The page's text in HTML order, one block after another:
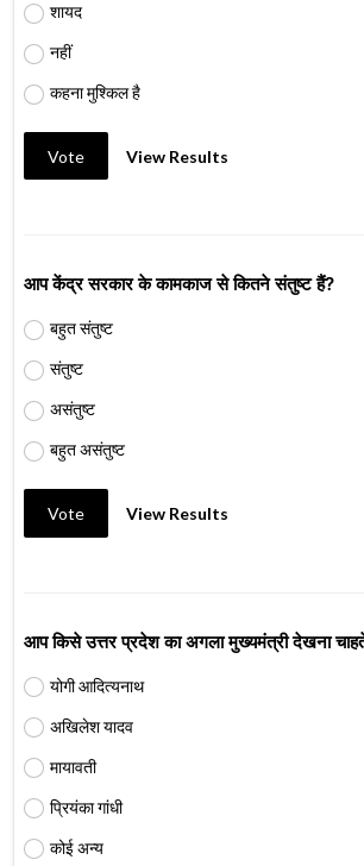
शायद
नहीं
कहना मुश्किल है
Vote View Results
आप केंद्र सरकार के कामकाज से कितने संतुष्ट हैं?
बहुत संतुष्ट
संतुष्ट
असंतुष्ट
बहुत असंतुष्ट
Vote View Results
आप किसे उत्तर प्रदेश का अगला मुख्यमंत्री देखना
योगी आदित्यनाथ
अखिलेश यादव
मायावती
प्रियंका गांधी
कोई अन्य